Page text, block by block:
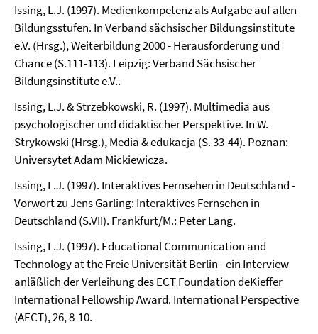
Issing, L.J. (1997). Medienkompetenz als Aufgabe auf allen
Bildungsstufen. In Verband sächsischer Bildungsinstitute
e.V. (Hrsg.), Weiterbildung 2000 - Herausforderung und
Chance (S.111-113). Leipzig: Verband Sächsischer
Bildungsinstitute e.V..
Issing, L.J. & Strzebkowski, R. (1997). Multimedia aus
psychologischer und didaktischer Perspektive. In W.
Strykowski (Hrsg.), Media & edukacja (S. 33-44). Poznan:
Universytet Adam Mickiewicza.
Issing, L.J. (1997). Interaktives Fernsehen in Deutschland -
Vorwort zu Jens Garling: Interaktives Fernsehen in
Deutschland (S.VII). Frankfurt/M.: Peter Lang.
Issing, L.J. (1997). Educational Communication and
Technology at the Freie Universität Berlin - ein Interview
anläßlich der Verleihung des ECT Foundation deKieffer
International Fellowship Award. International Perspective
(AECT), 26, 8-10.